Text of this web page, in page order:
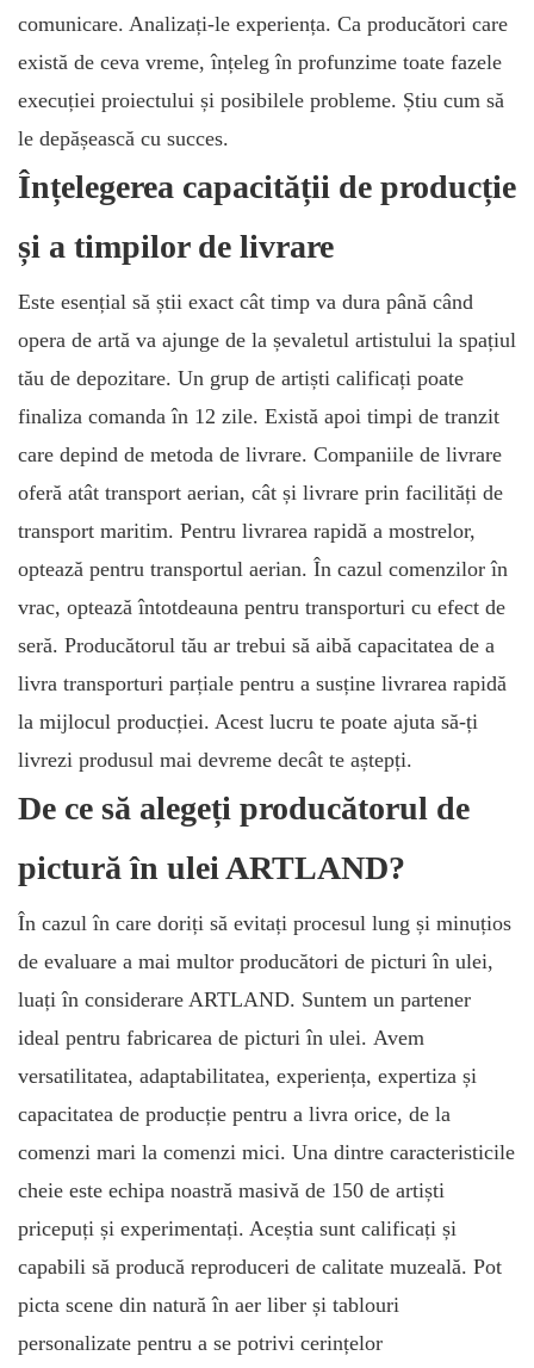
comunicare. Analizați-le experiența. Ca producători care
există de ceva vreme, înțeleg în profunzime toate fazele
execuției proiectului și posibilele probleme. Știu cum să
le depășească cu succes.
Înțelegerea capacității de producție
și a timpilor de livrare
Este esențial să știi exact cât timp va dura până când
opera de artă va ajunge de la șevaletul artistului la spațiul
tău de depozitare. Un grup de artiști calificați poate
finaliza comanda în 12 zile. Există apoi timpi de tranzit
care depind de metoda de livrare. Companiile de livrare
oferă atât transport aerian, cât și livrare prin facilități de
transport maritim. Pentru livrarea rapidă a mostrelor,
optează pentru transportul aerian. În cazul comenzilor în
vrac, optează întotdeauna pentru transporturi cu efect de
seră. Producătorul tău ar trebui să aibă capacitatea de a
livra transporturi parțiale pentru a susține livrarea rapidă
la mijlocul producției. Acest lucru te poate ajuta să-ți
livrezi produsul mai devreme decât te aștepți.
De ce să alegeți producătorul de
pictură în ulei ARTLAND?
În cazul în care doriți să evitați procesul lung și minuțios
de evaluare a mai multor producători de picturi în ulei,
luați în considerare ARTLAND. Suntem un partener
ideal pentru fabricarea de picturi în ulei. Avem
versatilitatea, adaptabilitatea, experiența, expertiza și
capacitatea de producție pentru a livra orice, de la
comenzi mari la comenzi mici. Una dintre caracteristicile
cheie este echipa noastră masivă de 150 de artiști
pricepuți și experimentați. Aceștia sunt calificați și
capabili să producă reproduceri de calitate muzeală. Pot
picta scene din natură în aer liber și tablouri
personalizate pentru a se potrivi cerințelor